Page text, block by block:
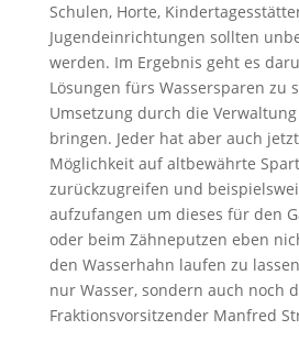
Schulen, Horte,
Jugendeinrichtungen sollten
werden. Im Ergebnis geht es
Lösungen fürs Wassersparen zu
Umsetzung durch die
bringen. Jeder hat aber auch
Möglichkeit auf altbewährte
zurückzugreifen und
aufzufangen um dieses für den
oder beim Zähneputzen eben
den Wasserhahn laufen zu
nur Wasser, sondern auch noch
Fraktionsvorsitzender Manfred